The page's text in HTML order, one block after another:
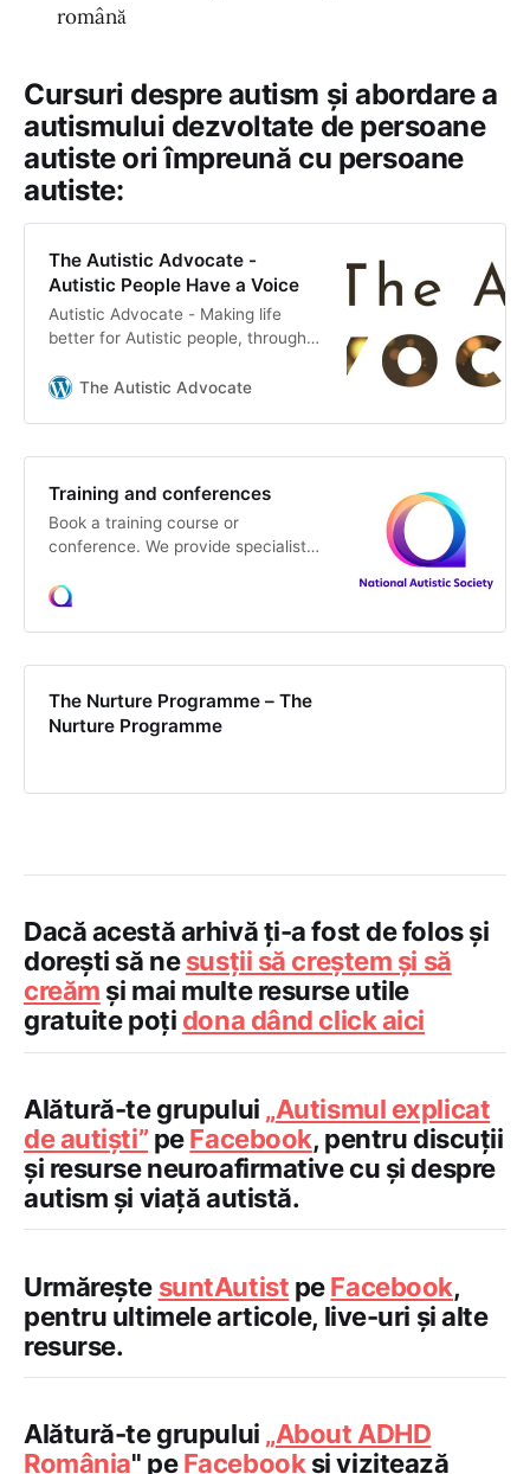
română
Cursuri despre autism și abordare a
autismului dezvoltate de persoane
autiste ori împreună cu persoane
autiste:
The Autistic Advocate -
Autistic People Have a Voice
Autistic Advocate - Making life
better for Autistic people, through
supporting Autistic people both
The Autistic Advocate
Training and conferences
Book a training course or
conference. We provide specialist
online, virtual, face to face or
The Nurture Programme – The
Nurture Programme
Dacă acestă arhivă ți-a fost de folos și
dorești să nesusții să creștem și să
creăm și mai multe resurse utile
gratuite poți dona dând click aici
Alătură-te grupului „Autismul explicat
de autiști” peFacebook, pentru discuții
și resurse neuroafirmative cu și despre
autism și viață autistă.
Urmărește suntAutist peFacebook,
pentru ultimele articole, live-uri și alte
resurse.
Alătură-te grupului „About ADHD
România" peFacebookși vizitează